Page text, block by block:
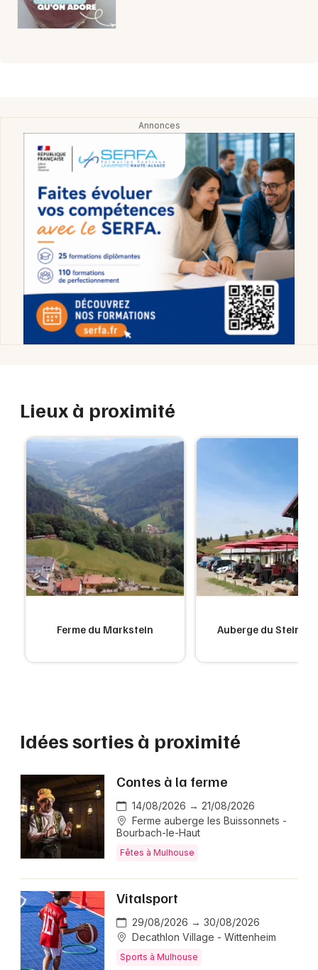
Lieux à proximité
Ferme du Markstein Auberge du
Idées sorties à proximité
Contes à la ferme
14/08/2026 → 21/08/2026
Ferme auberge les Buissonnets -
Bourbach-le-Haut
Fêtes à Mulhouse
Vitalsport
29/08/2026 → 30/08/2026
Decathlon Village - Wittenheim
Sports à Mulhouse